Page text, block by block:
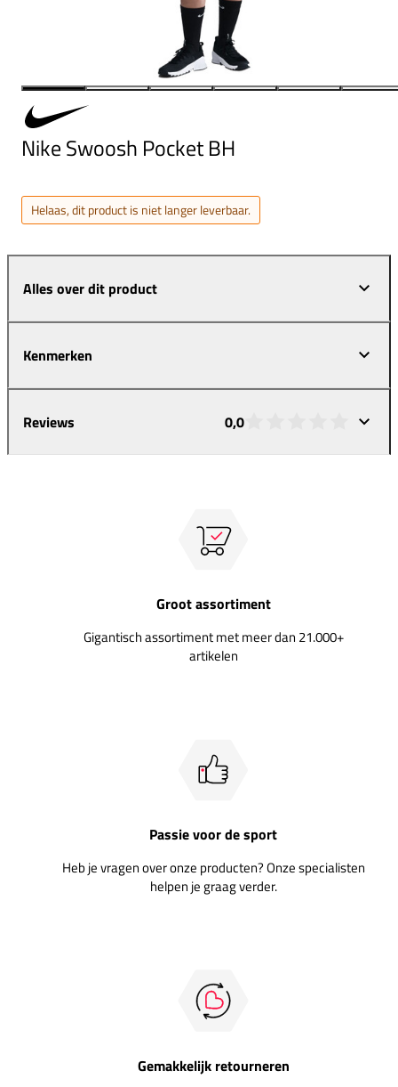
Nike Swoosh Pocket BH
Helaas, dit product is niet langer leverbaar.
Alles over dit product
Kenmerken
Reviews 0,0
Groot assortiment
Gigantisch assortiment met meer dan 21.000+
artikelen
Passie voor de sport
Heb je vragen over onze producten? Onze specialisten
helpen je graag verder.
Gemakkelijk retourneren